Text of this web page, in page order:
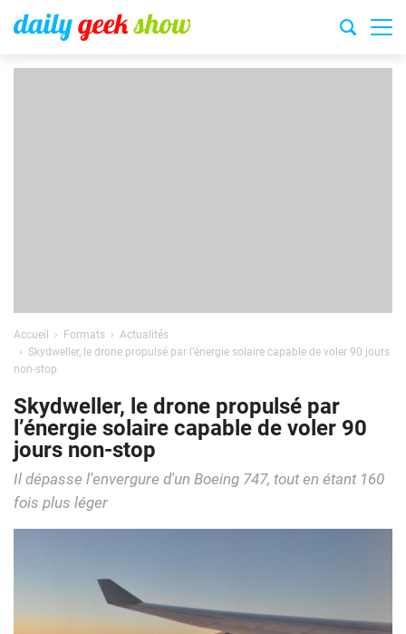
Accueil Formats
Actualités
Skydweller, le drone propulsé par l’énergie solaire capable de voler 90 jours
non-stop
Skydweller, le drone propulsé par
l’énergie solaire capable de voler 90
jours non-stop
Il dépasse l'envergure d'un Boeing 747, tout en étant 160
fois plus léger